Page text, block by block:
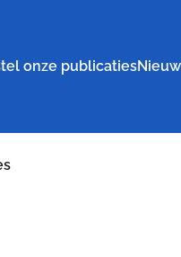
onze publicaties